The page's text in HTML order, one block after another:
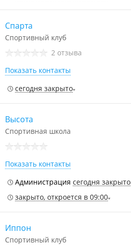
Спарта
Спортивный клуб
2 отзыва
Показать контакты
сегодня закрыто
Высота
Спортивная школа
Показать контакты
Администрация сегодня закрыто
закрыто, откроется в 09:00
Иппон
Спортивный клуб